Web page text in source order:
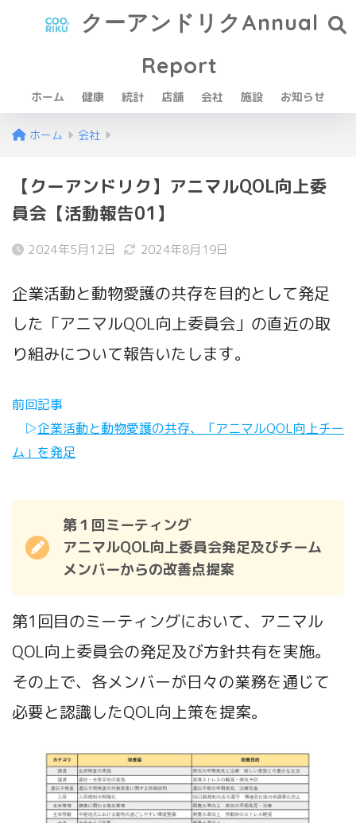
クーアンドリクAnnual
Report
ホーム 健康 統計 店舗 会社 施設 お知らせ
ホーム 会社
【クーアンドリク】アニマルQOL向上委
員会【活動報告01】
2024年5月12日 2024年8月19日
企業活動と動物愛護の共存を目的として発足
した「アニマルQOL向上委員会」の直近の取
り組みについて報告いたします。
前回記事
▷企業活動と動物愛護の共存、「アニマルQOL向上チー
ム」を発足
第１回ミーティング
アニマルQOL向上委員会発足及びチーム
メンバーからの改善点提案
第1回目のミーティングにおいて、アニマル
QOL向上委員会の発足及び方針共有を実施。
その上で、各メンバーが日々の業務を通じて
必要と認識したQOL向上策を提案。